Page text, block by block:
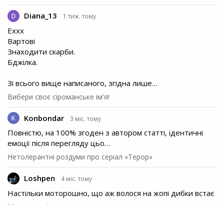
Diana_13 1 тиж. тому
Еххх
Вартові
Знаходити скарби.
Бджілка.
Зі всього вище написаного, згідна лише…
Вибери своє сіроманське ім'я!
Konbondar 3 міс. тому
Повністю, на 100% згоден з автором статті, ідентичні
емоції після перегляду цьо…
Нетолерантні роздуми про серіал «Терор»
Loshpen 4 міс. тому
Настільки моторошно, що аж волося на жопі дибки встає